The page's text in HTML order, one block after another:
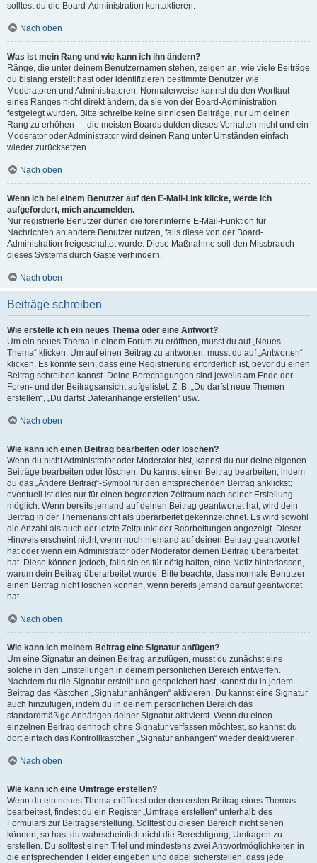
solltest du die Board-Administration kontaktieren.
Nach oben
Was ist mein Rang und wie kann ich ihn ändern?
Ränge, die unter deinem Benutzernamen stehen, zeigen an, wie viele Beiträge
du bislang erstellt hast oder identifizieren bestimmte Benutzer wie
Moderatoren und Administratoren. Normalerweise kannst du den Wortlaut
eines Ranges nicht direkt ändern, da sie von der Board-Administration
festgelegt wurden. Bitte schreibe keine sinnlosen Beiträge, nur um deinen
Rang zu erhöhen — die meisten Boards dulden dieses Verhalten nicht und ein
Moderator oder Administrator wird deinen Rang unter Umständen einfach
wieder zurücksetzen.
Nach oben
Wenn ich bei einem Benutzer auf den E-Mail-Link klicke, werde ich
aufgefordert, mich anzumelden.
Nur registrierte Benutzer dürfen die foreninterne E-Mail-Funktion für
Nachrichten an andere Benutzer nutzen, falls diese von der Board-
Administration freigeschaltet wurde. Diese Maßnahme soll den Missbrauch
dieses Systems durch Gäste verhindern.
Nach oben
Beiträge schreiben
Wie erstelle ich ein neues Thema oder eine Antwort?
Um ein neues Thema in einem Forum zu eröffnen, musst du auf „Neues
Thema“ klicken. Um auf einen Beitrag zu antworten, musst du auf „Antworten“
klicken. Es könnte sein, dass eine Registrierung erforderlich ist, bevor du einen
Beitrag schreiben kannst. Deine Berechtigungen sind jeweils am Ende der
Foren- und der Beitragsansicht aufgelistet. Z. B. „Du darfst neue Themen
erstellen“, „Du darfst Dateianhänge erstellen“ usw.
Nach oben
Wie kann ich einen Beitrag bearbeiten oder löschen?
Wenn du nicht Administrator oder Moderator bist, kannst du nur deine eigenen
Beiträge bearbeiten oder löschen. Du kannst einen Beitrag bearbeiten, indem
du das „Ändere Beitrag“-Symbol für den entsprechenden Beitrag anklickst;
eventuell ist dies nur für einen begrenzten Zeitraum nach seiner Erstellung
möglich. Wenn bereits jemand auf deinen Beitrag geantwortet hat, wird dein
Beitrag in der Themenansicht als überarbeitet gekennzeichnet. Es wird sowohl
die Anzahl als auch der letzte Zeitpunkt der Bearbeitungen angezeigt. Dieser
Hinweis erscheint nicht, wenn noch niemand auf deinen Beitrag geantwortet
hat oder wenn ein Administrator oder Moderator deinen Beitrag überarbeitet
hat. Diese können jedoch, falls sie es für nötig halten, eine Notiz hinterlassen,
warum dein Beitrag überarbeitet wurde. Bitte beachte, dass normale Benutzer
einen Beitrag nicht löschen können, wenn bereits jemand darauf geantwortet
hat.
Nach oben
Wie kann ich meinem Beitrag eine Signatur anfügen?
Um eine Signatur an deinen Beitrag anzufügen, musst du zunächst eine
solche in den Einstellungen in deinem persönlichen Bereich entwerfen.
Nachdem du die Signatur erstellt und gespeichert hast, kannst du in jedem
Beitrag das Kästchen „Signatur anhängen“ aktivieren. Du kannst eine Signatur
auch hinzufügen, indem du in deinem persönlichen Bereich das
standardmäßige Anhängen deiner Signatur aktivierst. Wenn du einen
einzelnen Beitrag dennoch ohne Signatur verfassen möchtest, so kannst du
dort einfach das Kontrollkästchen „Signatur anhängen“ wieder deaktivieren.
Nach oben
Wie kann ich eine Umfrage erstellen?
Wenn du ein neues Thema eröffnest oder den ersten Beitrag eines Themas
bearbeitest, findest du ein Register „Umfrage erstellen“ unterhalb des
Formulars zur Beitragserstellung. Solltest du diesen Bereich nicht sehen
können, so hast du wahrscheinlich nicht die Berechtigung, Umfragen zu
erstellen. Du solltest einen Titel und mindestens zwei Antwortmöglichkeiten in
die entsprechenden Felder eingeben und dabei sicherstellen, dass jede